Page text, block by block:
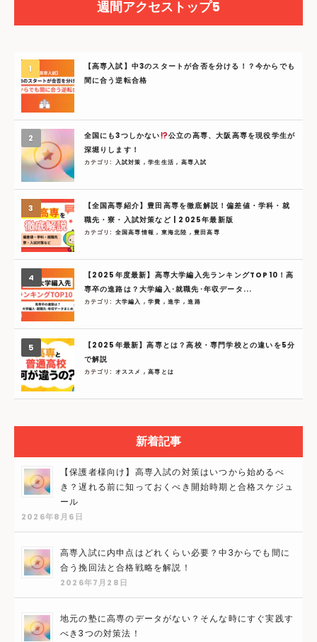
週間アクセストップ5
【高専入試】中3のスタートが合否を分ける！？今からでも
間に合う逆転合格
全国にも3つしかない
公立の高専、大阪高専を現役学生が
深堀りします！
カテゴリ: 入試対策 ,学生生活, 高専入試
【全国高専紹介】豊田高専を徹底解説！偏差値・学科・就
職先・寮・入試対策など | 2025年最新版
カテゴリ: 全国高専情報, 東海北陸 ,豊田高専
【2025年度最新】高専大学編入先ランキングTOP10！高
専卒の進路は？大学編入･就職先･年収データ...
カテゴリ: 大学編入 ,学費 ,進学 ,進路
【2025年最新】高専とは？高校・専門学校との違いを5分
で解説
カテゴリ: オススメ ,高専とは
新着記事
【保護者様向け】高専入試の対策はいつから始めるべ
き？遅れる前に知っておくべき開始時期と合格スケジュ
ール
2026年8月6日
高専入試に内申点はどれくらい必要？中3からでも間に
合う挽回法と合格戦略を解説！
2026年7月28日
地元の塾に高専のデータがない？そんな時にすぐ実践す
べき3つの対策法！